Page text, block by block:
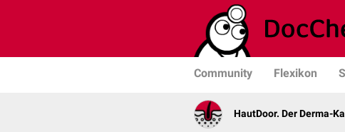
Community Flexikon
HautDoor. Der Derma-